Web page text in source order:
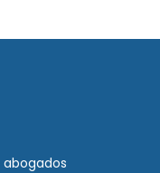
abogados